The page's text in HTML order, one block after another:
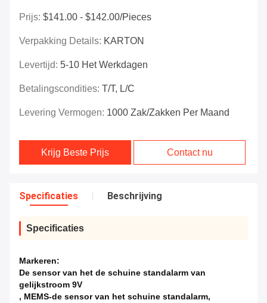
Prijs: $141.00 - $142.00/Pieces
Verpakking Details: KARTON
Levertijd: 5-10 Het Werkdagen
Betalingscondities: T/T, L/C
Levering Vermogen: 1000 Zak/Zakken Per Maand
Krijg Beste Prijs Contact nu
Specificaties Beschrijving
Specificaties
Markeren:
De sensor van het de schuine standalarm van
gelijkstroom 9V
, MEMS-de sensor van het schuine standalarm,